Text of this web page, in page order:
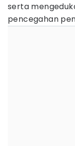
serta
pencegahan